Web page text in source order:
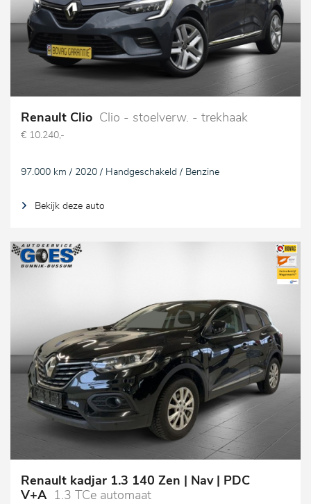
Renault Clio Clio - stoelverw. - trekhaak
€ 10.240,-
97.000 km / 2020 / Handgeschakeld / Benzine
Bekijk deze auto
Renault kadjar 1.3 140 Zen | Nav | PDC
V+A
1.3 TCe automaat